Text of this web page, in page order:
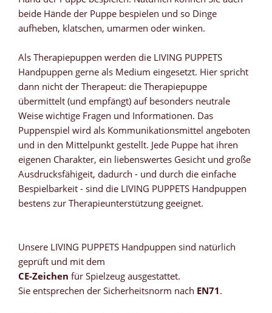
beide Hände der Puppe bespielen und so Dinge
aufheben, klatschen, umarmen oder winken.
Als Therapiepuppen werden die LIVING PUPPETS
Handpuppen gerne als Medium eingesetzt. Hier spricht
dann nicht der Therapeut: die Therapiepuppe
übermittelt (und empfängt) auf besonders neutrale
Weise wichtige Fragen und Informationen. Das
Puppenspiel wird als Kommunikationsmittel angeboten
und in den Mittelpunkt gestellt. Jede Puppe hat ihren
eigenen Charakter, ein liebenswertes Gesicht und große
Ausdrucksfähigeit, dadurch - und durch die einfache
Bespielbarkeit - sind die LIVING PUPPETS Handpuppen
bestens zur Therapieunterstützung geeignet.
Unsere LIVING PUPPETS Handpuppen sind natürlich
geprüft und mit dem
CE-Zeichen für Spielzeug ausgestattet.
Sie entsprechen der Sicherheitsnorm nach EN71.